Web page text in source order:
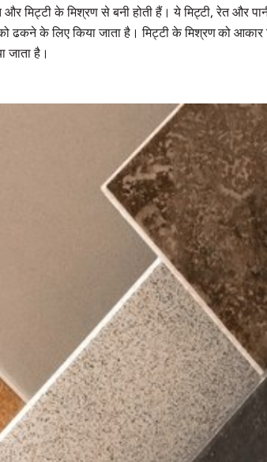
और मिट्टी के मिश्रण से बनी होती हैं। ये मिट्टी, रेत और
ढकने के लिए किया जाता है। मिट्टी के मिश्रण को
जाता है।